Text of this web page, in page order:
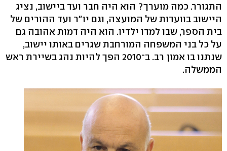
התגורר. כמה מוערך? הוא היה חבר ועד ביישוב, נציג
היישוב בוועדות של המועצה, וגם יו"ר ועד ההורים של
בית הספר, שבו למדו ילדיו. הוא היה דמות אהובה גם
על כל בני המשפחה המורחבת שגרים באותו יישוב,
שנתנו בו אמון רב. ב־2010 הפך להיות נהג בשיירת ראש
הממשלה.